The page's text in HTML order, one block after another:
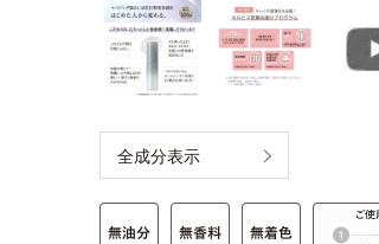
全成分表示